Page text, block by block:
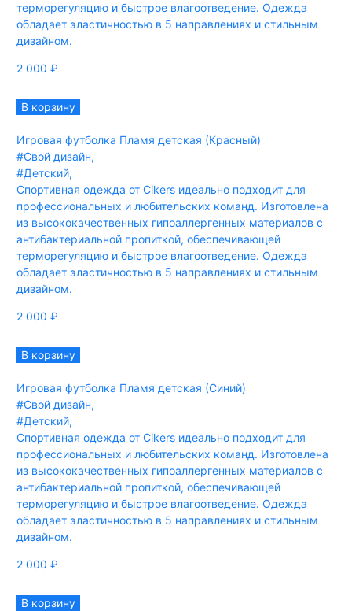
терморегуляцию и быстрое влагоотведение. Одежда
обладает эластичностью в 5 направлениях и стильным
дизайном.
2 000 ₽
В корзину
Игровая футболка Пламя детская (Красный)
#Свой дизайн,
#Детский,
Спортивная одежда от Cikers идеально подходит для
профессиональных и любительских команд. Изготовлена
из высококачественных гипоаллергенных материалов с
антибактериальной пропиткой, обеспечивающей
терморегуляцию и быстрое влагоотведение. Одежда
обладает эластичностью в 5 направлениях и стильным
дизайном.
2 000 ₽
В корзину
Игровая футболка Пламя детская (Синий)
#Свой дизайн,
#Детский,
Спортивная одежда от Cikers идеально подходит для
профессиональных и любительских команд. Изготовлена
из высококачественных гипоаллергенных материалов с
антибактериальной пропиткой, обеспечивающей
терморегуляцию и быстрое влагоотведение. Одежда
обладает эластичностью в 5 направлениях и стильным
дизайном.
2 000 ₽
В корзину